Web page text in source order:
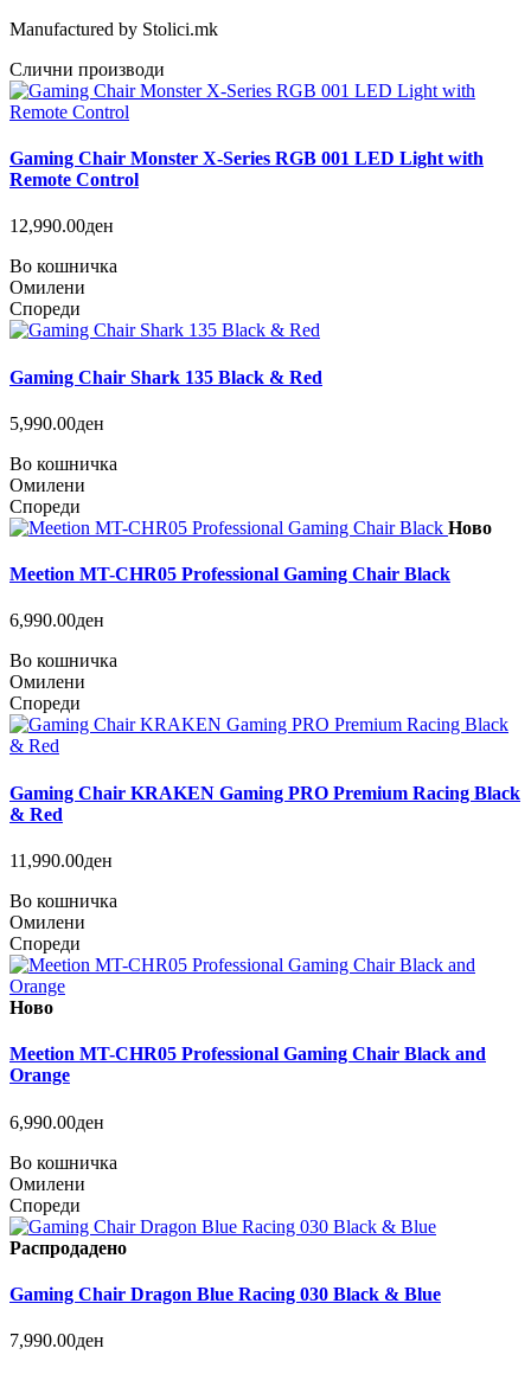
Manufactured by Stolici.mk
Слични производи
Gaming Chair Monster X-Series RGB 001 LED Light with
Remote Control
12,990.00ден
Во кошничка
Омилени
Спореди
Gaming Chair Shark 135 Black & Red
5,990.00ден
Во кошничка
Омилени
Спореди
Ново
Meetion MT-CHR05 Professional Gaming Chair Black
6,990.00ден
Во кошничка
Омилени
Спореди
Gaming Chair KRAKEN Gaming PRO Premium Racing Black
& Red
11,990.00ден
Во кошничка
Омилени
Спореди
Ново
Meetion MT-CHR05 Professional Gaming Chair Black and
Orange
6,990.00ден
Во кошничка
Омилени
Спореди
Распродадено
Gaming Chair Dragon Blue Racing 030 Black & Blue
7,990.00ден